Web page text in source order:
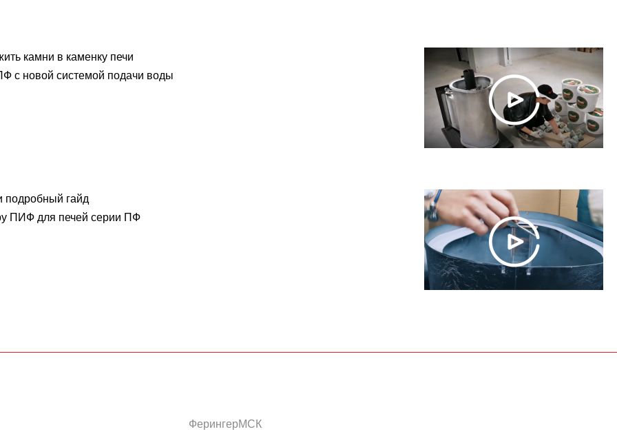
камни в каменку печи
с новой системой подачи воды
подробный гайд
ПИФ для печей серии ПФ
ФерингерМСК